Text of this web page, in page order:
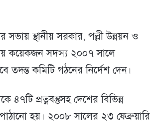
স্থানীয় সরকার, পল্লী উন্নয়ন ও
কয়েকজন সদস্য ২০০৭ সালে
তদন্ত কমিটি গঠনের নির্দেশ দেন।
৪৭টি প্রত্নবস্তুসহ দেশের বিভিন্ন
হয়। ২০০৮ সালের ২৩ ফেব্রুয়ারি